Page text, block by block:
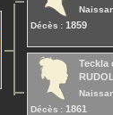
Décès : 1859
Teckla
Décès : 1861